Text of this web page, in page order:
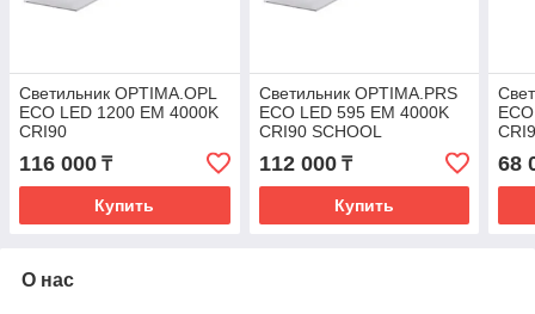
Светильник OPTIMA.OPL
ECO LED 1200 EM 4000K
CRI90
116 000 ₸
Купить
Светильник OPTIMA.PRS
ECO LED 595 EM 4000K
CRI90 SCHOOL
112 000₸
Купить
68
О нас